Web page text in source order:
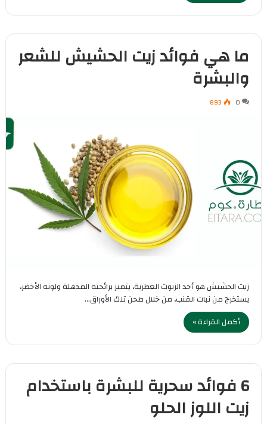
ما هي فوائد زيت الحشيش للشعر
والبشرة
0
893
زيت الحشيش هو أحد الزيوت العطرية، يتميز برائحته المذهلة ولونه الأخضر،
يستخرج من نبات القنب، من خلال طحن تلك الأوراق…
أكمل القراءة »
6 فوائد سحرية للبشرة باستخدام
زيت اللوز الحلو